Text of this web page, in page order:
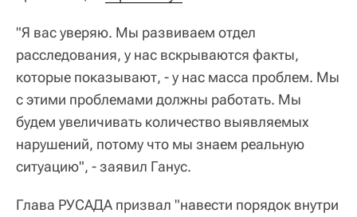
"Я вас уверяю. Мы развиваем отдел
расследования, у нас вскрываются факты,
которые показывают, - у нас масса проблем. Мы
с этими проблемами должны работать. Мы
будем увеличивать количество выявляемых
нарушений, потому что мы знаем реальную
ситуацию", - заявил Ганус.
Глава РУСАДА призвал "навести порядок внутри